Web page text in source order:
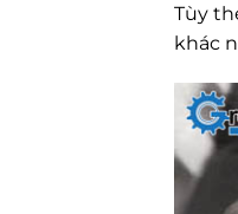
Tùy
khác